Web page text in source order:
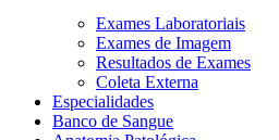
Exames Laboratoriais
Exames de Imagem
Resultados de Exames
Coleta Externa
Especialidades
Banco de Sangue